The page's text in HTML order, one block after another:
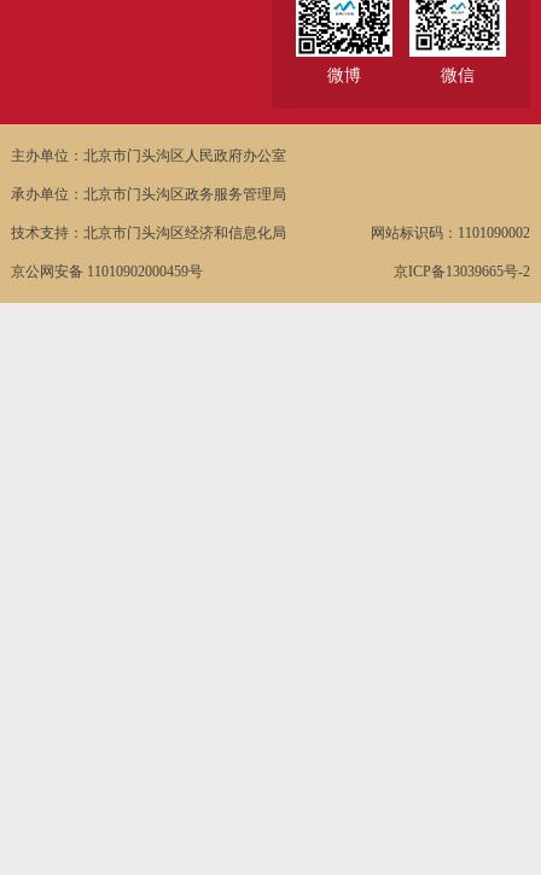
微博 微信
主办单位：北京市门头沟区人民政府办公室
承办单位：北京市门头沟区政务服务管理局
技术支持：北京市门头沟区经济和信息化局 网站标识码：1101090002
京公网安备 11010902000459号 京ICP备13039665号-2